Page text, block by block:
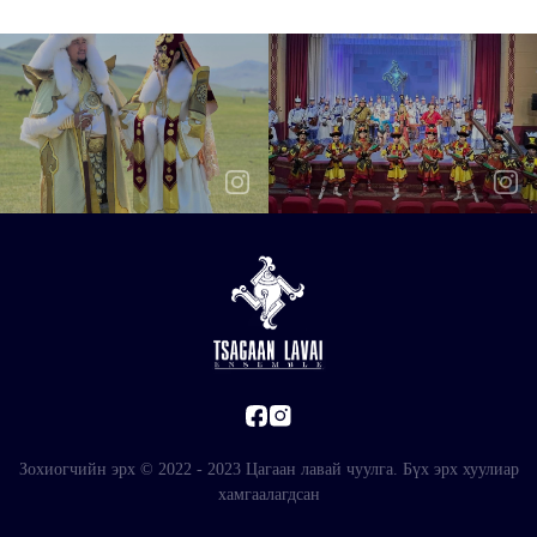
Зохиогчийн эрх © 2022 - 2023 Цагаан лавай чуулга. Бүх эрх хуулиар
хамгаалагдсан